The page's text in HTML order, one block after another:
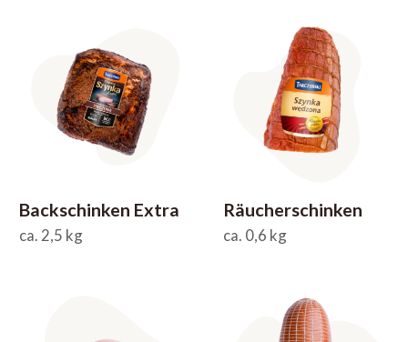
Backschinken Extra
ca. 2,5 kg
Räucherschinken
ca. 0,6 kg